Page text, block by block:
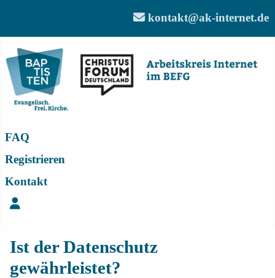
kontakt@ak-internet.de
FAQ
Registrieren
Kontakt
Ist der Datenschutz
gewährleistet?